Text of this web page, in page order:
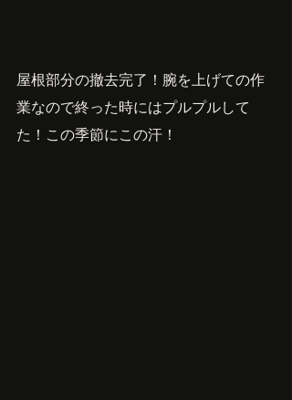
屋根部分の撤去完了！腕を上げての作
業なので終った時にはプルプルして
た！この季節にこの汗！